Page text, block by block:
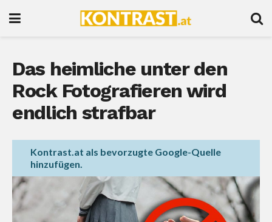
Das heimliche unter den
Rock Fotografieren wird
endlich strafbar
Kontrast.at als bevorzugte Google-Quelle
hinzufügen.